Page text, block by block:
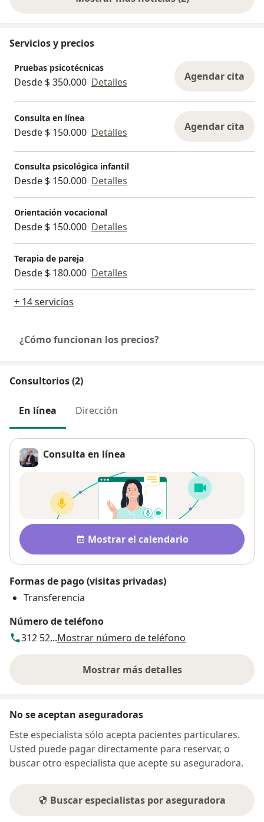
Servicios y precios
Pruebas psicotécnicas
Desde $ 350.000 Detalles Agendar cita
Consulta en línea
Desde $ 150.000 Detalles Agendar cita
Consulta psicológica infantil
Desde $ 150.000 Detalles
Orientación vocacional
Desde $ 150.000 Detalles
Terapia de pareja
Desde $ 180.000 Detalles
+ 14 servicios
¿Cómo funcionan los precios?
Consultorios (2)
En línea Dirección
Consulta en línea
Disponibilidad
Mostrar el calendario
Formas de pago (visitas privadas)
Transferencia
Número de teléfono
312 52...Mostrar número de teléfono
Mostrar más detalles
sobre la dirección
No se aceptan aseguradoras
Este especialista sólo acepta pacientes particulares.
Usted puede pagar directamente para reservar, o
buscar otro especialista que acepte su aseguradora.
Buscar especialistas por aseguradora